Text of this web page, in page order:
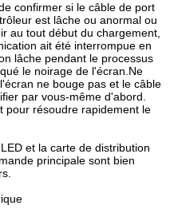
confirmer si le câble de port
est lâche ou anormal ou
au tout début du chargement,
ait été interrompue en
lâche pendant le processus
le noirage de l'écran.Ne
ne bouge pas et le câble
par vous-même d'abord.
pour résoudre rapidement le
et la carte de distribution
principale sont bien